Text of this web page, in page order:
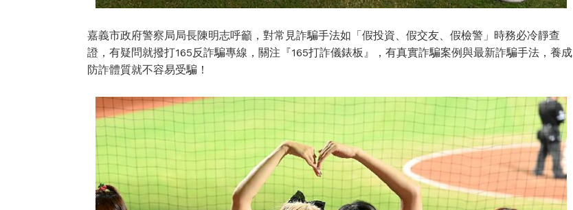
嘉義市政府警察局局長陳明志呼籲，對常見詐騙手法如「假投資、假交友、假檢警」時務必冷靜查
證，有疑問就撥打165反詐騙專線，關注『165打詐儀錶板』，有真實詐騙案例與最新詐騙手法，養成
防詐體質就不容易受騙！